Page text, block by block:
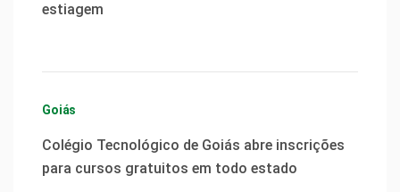
estiagem
Goiás
Colégio Tecnológico de Goiás abre inscrições
para cursos gratuitos em todo estado